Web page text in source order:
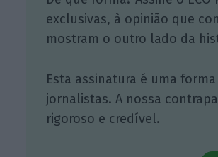
exclusivas, à opinião que
mostram o outro lado da
Esta assinatura é uma
jornalistas. A nossa
rigoroso e credível.